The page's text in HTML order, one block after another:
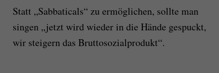
Statt „Sabbaticals“ zu ermöglichen, sollte man
singen „jetzt wird wieder in die Hände gespuckt,
wir steigern das Bruttosozialprodukt“.